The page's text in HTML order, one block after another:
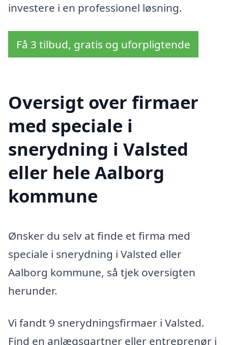
investere i en professionel løsning.
Få 3 tilbud, gratis og uforpligtende
Oversigt over firmaer
med speciale i
snerydning i Valsted
eller hele Aalborg
kommune
Ønsker du selv at finde et firma med
speciale i snerydning i Valsted eller
Aalborg kommune, så tjek oversigten
herunder.
Vi fandt 9 snerydningsfirmaer i Valsted.
Find en anlægsgartner eller entreprenør i